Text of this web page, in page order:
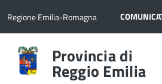
Regione Emilia-Romagna
Torna
alla
home
Provincia di
Reggio Emilia